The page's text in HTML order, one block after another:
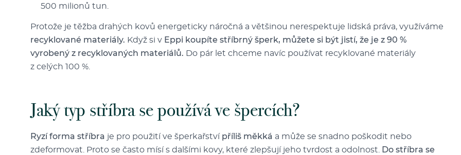
500 milionů tun.
Protože je těžba drahých kovů energeticky náročná a většinou nerespektuje lidská práva, využíváme
recyklované materiály. Když si v Eppi koupíte stříbrný šperk, můžete si být jistí, že je z 90 %
vyrobený z recyklovaných materiálů. Do pár let chceme navíc používat recyklované materiály
z celých 100 %.
Jaký typ stříbra se používá ve špercích?
Ryzí forma stříbra je pro použití ve šperkařství příliš měkká a může se snadno poškodit nebo
zdeformovat. Proto se často mísí s dalšími kovy, které zlepšují jeho tvrdost a odolnost. Do stříbra se